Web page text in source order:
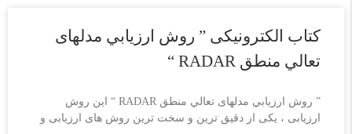
کتاب الکترونیکی ” روش ارزيابي مدلهای
تعالي منطق RADAR “
” روش ارزيابي مدلهای تعالي منطق RADAR “ این روش
ارزیابی ، یکی از دقیق ترین و سخت ترین روش های ارزیابی و